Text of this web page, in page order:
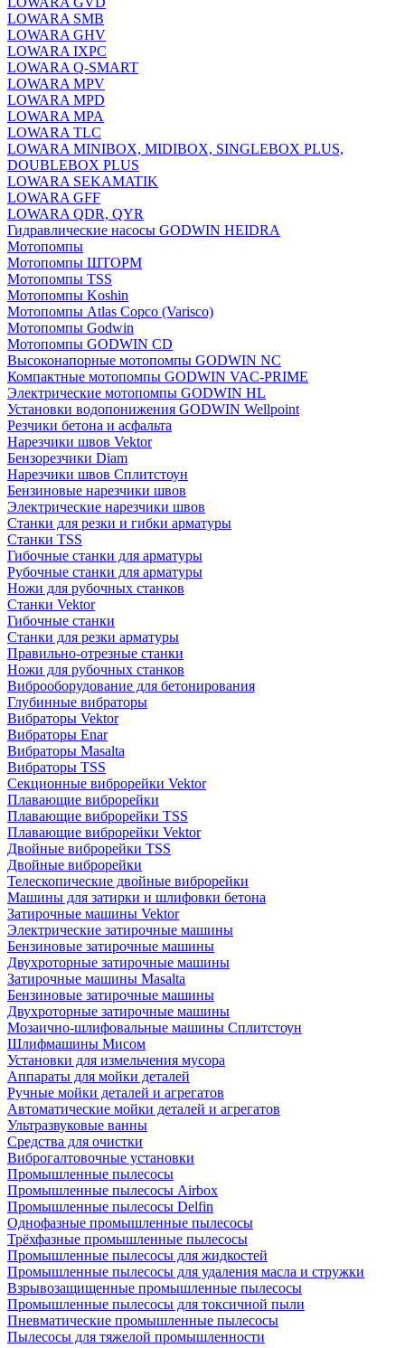
LOWARA SMB
LOWARA GHV
LOWARA IXPС
LOWARA Q-SMART
LOWARA MPV
LOWARA MPD
LOWARA MPA
LOWARA TLC
LOWARA MINIBOX, MIDIBOX, SINGLEBOX PLUS,
DOUBLEBOX PLUS
LOWARA SEKAMATIK
LOWARA GFF
LOWARA QDR, QYR
Гидравлические насосы GODWIN HEIDRA
Мотопомпы
Мотопомпы ШТОРМ
Мотопомпы TSS
Мотопомпы Koshin
Мотопомпы Atlas Copco (Varisco)
Мотопомпы Godwin
Мотопомпы GODWIN CD
Высоконапорные мотопомпы GODWIN NC
Компактные мотопомпы GODWIN VAC-PRIME
Электрические мотопомпы GODWIN HL
Установки водопонижения GODWIN Wellpoint
Резчики бетона и асфальта
Нарезчики швов Vektor
Бензорезчики Diam
Нарезчики швов Сплитстоун
Бензиновые нарезчики швов
Электрические нарезчики швов
Станки для резки и гибки арматуры
Станки TSS
Гибочные станки для арматуры
Рубочные станки для арматуры
Ножи для рубочных станков
Станки Vektor
Гибочные станки
Станки для резки арматуры
Правильно-отрезные станки
Ножи для рубочных станков
Виброоборудование для бетонирования
Глубинные вибраторы
Вибраторы Vektor
Вибраторы Enar
Вибраторы Masalta
Вибраторы TSS
Секционные виброрейки Vektor
Плавающие виброрейки
Плавающие виброрейки TSS
Плавающие виброрейки Vektor
Двойные виброрейки TSS
Двойные виброрейки
Телескопические двойные виброрейки
Машины для затирки и шлифовки бетона
Затирочные машины Vektor
Электрические затирочные машины
Бензиновые затирочные машины
Двухроторные затирочные машины
Затирочные машины Masalta
Бензиновые затирочные машины
Двухроторные затирочные машины
Мозаично-шлифовальные машины Сплитстоун
Шлифмашины Мисом
Установки для измельчения мусора
Аппараты для мойки деталей
Ручные мойки деталей и агрегатов
Автоматические мойки деталей и агрегатов
Ультразвуковые ванны
Средства для очистки
Виброгалтовочные установки
Промышленные пылесосы
Промышленные пылесосы Airbox
Промышленные пылесосы Delfin
Однофазные промышленные пылесосы
Трёхфазные промышленные пылесосы
Промышленные пылесосы для жидкостей
Промышленные пылесосы для удаления масла и стружки
Взрывозащищенные промышленные пылесосы
Промышленные пылесосы для токсичной пыли
Пневматические промышленные пылесосы
Пылесосы для тяжелой промышленности